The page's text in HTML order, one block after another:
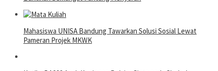
Mahasiswa UNISA Bandung Tawarkan Solusi Sosial Lewat
Pameran Projek MKWK